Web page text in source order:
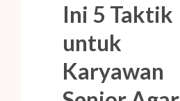
Ini 5 Taktik
untuk
Karyawan